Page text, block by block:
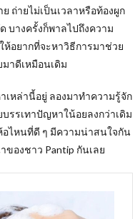
ถ่ายไม่เป็นเวลาหรือท้องผูก
บางครั้งก็พาลไปถึงความ
อยากที่จะหาวิธีการมาช่วย
าดีเหมือนเดิม
เหล่านี้อยู่ ลองมาทำความรู้จัก
รรเทาปัญหาใน้อยลงกว่าเดิม
อไหนที่ดี ๆ มีความน่าสนใจกัน
องชาว Pantip กันเลย